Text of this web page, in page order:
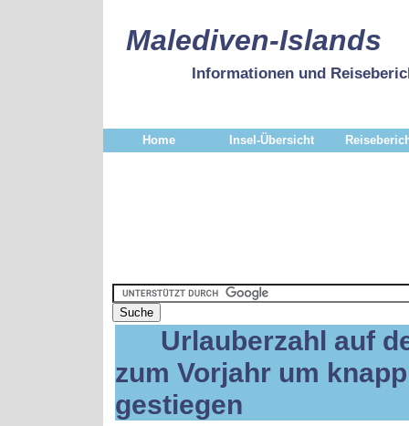
Malediven-Islands
Informationen und
Home Insel-Übersicht
Urlauberzahl auf
zum Vorjahr um
gestiegen